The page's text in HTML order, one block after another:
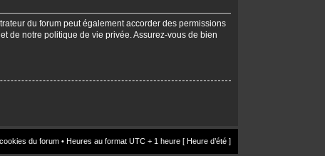
du forum peut également accorder des permissions
de notre politique de vie privée. Assurez-vous de bien
du forum • Heures au format UTC + 1 heure [ Heure d’été ]